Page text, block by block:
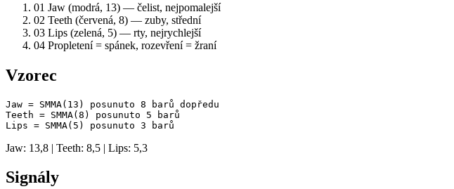
01 Jaw (modrá, 13) — čelist, nejpomalejší
02 Teeth (červená, 8) — zuby, střední
03 Lips (zelená, 5) — rty, nejrychlejší
04 Propletení = spánek, rozevření = žraní
Vzorec
Jaw = SMMA(13) posunuto 8 barů dopředu
Teeth = SMMA(8) posunuto 5 barů
Lips = SMMA(5) posunuto 3 barů
Jaw: 13,8 | Teeth: 8,5 | Lips: 5,3
Signály